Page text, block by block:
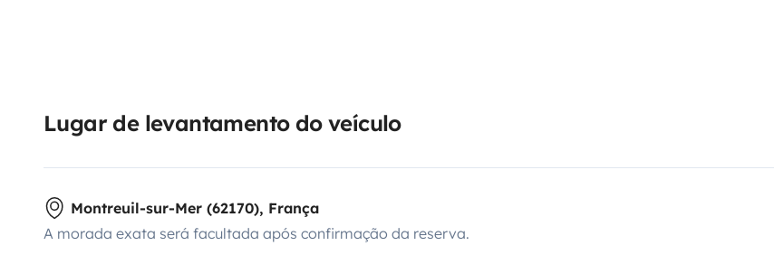
Lugar de levantamento do veículo
Montreuil-sur-Mer (62170), França
A morada exata será facultada após confirmação da reserva.